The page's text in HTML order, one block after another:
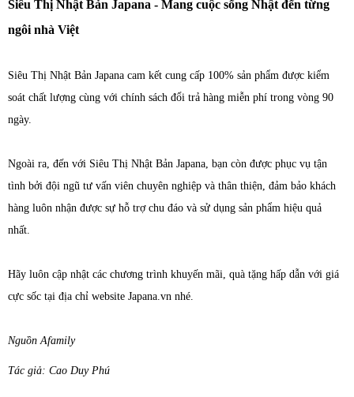
Siêu Thị Nhật Bản Japana - Mang cuộc sống Nhật đến từng
ngôi nhà Việt
Siêu Thị Nhật Bản Japana cam kết cung cấp 100% sản phẩm được kiểm
soát chất lượng cùng với chính sách đổi trả hàng miễn phí trong vòng 90
ngày.
Ngoài ra, đến với Siêu Thị Nhật Bản Japana, bạn còn được phục vụ tận
tình bởi đội ngũ tư vấn viên chuyên nghiệp và thân thiện, đảm bảo khách
hàng luôn nhận được sự hỗ trợ chu đáo và sử dụng sản phẩm hiệu quả
nhất.
Hãy luôn cập nhật các chương trình khuyến mãi, quà tặng hấp dẫn với giá
cực sốc tại địa chỉ website Japana.vn nhé.
Nguồn Afamily
Tác giả: Cao Duy Phú